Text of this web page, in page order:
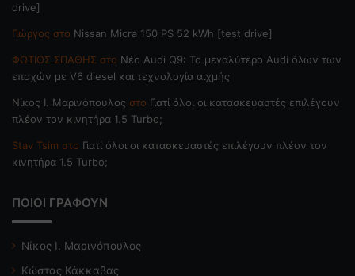
drive]
Γιώργος στο Nissan Micra 150 PS 52 kWh [test drive]
ΦΩΤΙΟΣ ΣΠΑΘΗΣ στο Νέο Audi Q9: Το μεγαλύτερο Audi όλων των
εποχών με V6 diesel και τεχνολογία αιχμής
Nίκος Ι. Mαρινόπουλος στο Γιατί όλοι οι κατασκευαστές επιλέγουν
πλέον τον κινητήρα 1.5 Turbo;
Stav Tsim στο Γιατί όλοι οι κατασκευαστές επιλέγουν πλέον τον
κινητήρα 1.5 Turbo;
ΠΟΙΟΙ ΓΡΑΦΟΥΝ
Νίκος Ι. Μαρινόπουλος
Κώστας Κάκκαβας